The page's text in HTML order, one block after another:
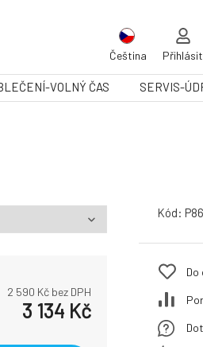
Čeština Přihlásit
VOLNÝ ČAS SERVIS-
2 590 Kč bez DPH
3 134 Kč
Kód:
Do